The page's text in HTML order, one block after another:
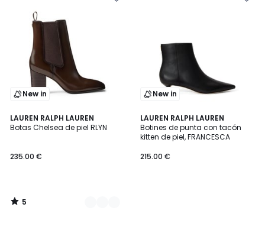
New in
LAUREN RALPH LAUREN
Botas Chelsea de piel RLYN
235.00 €
5
/
2
Colores
5
/
New in
LAUREN RALPH LAUREN
Botines de punta con tacón
kitten de piel, FRANCESCA
215.00 €